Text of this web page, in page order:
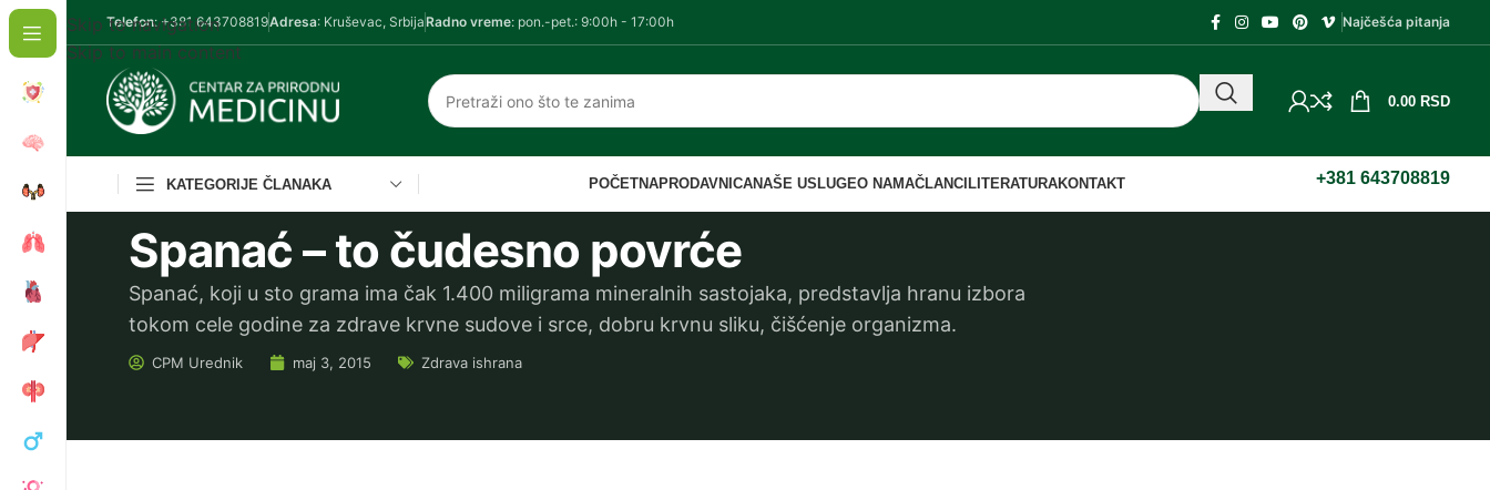
Skip to navigation
Skip to main content
Telefon: +381 643708819Adresa: Kruševac, SrbijaRadno vreme: pon.-pet.: 9:00h - 17:00h Najčešća pitanja
0.00 RSD
KATEGORIJE ČLANAKA POČETNAPRODAVNICANAŠE USLUGEO NAMAČLANCI LITERATURAKONTAKT +381 643708819
Spanać – to čudesno povrće
Spanać, koji u sto grama ima čak 1.400 miligrama mineralnih sastojaka, predstavlja hranu izbora
tokom cele godine za zdrave krvne sudove i srce, dobru krvnu sliku, čišćenje organizma.
CPM Urednik maj 3, 2015 Zdrava ishrana